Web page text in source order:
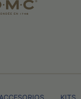
ACCESORIOS KITS